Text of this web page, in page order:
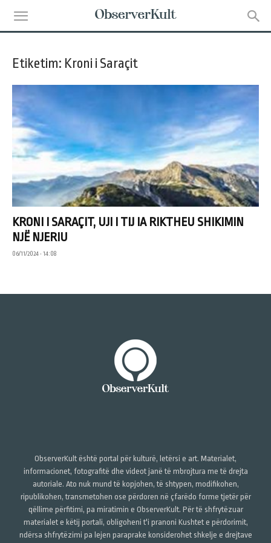
Etiketim: Kroni i Saraçit
KRONI I SARAÇIT, UJI I TIJ IA RIKTHEU SHIKIMIN
NJË NJERIU
06/11/2024 • 14:08
ObserverKult është portal për kulturë, letërsi e art. Materialet,
informacionet, fotografitë dhe videot janë të mbrojtura me të drejta
autoriale. Ato nuk mund të kopjohen, të shtypen, modifikohen,
ripublikohen, transmetohen ose përdoren në çfarëdo forme tjetër për
qëllime përfitimi, pa miratimin e ObserverKult. Për të shfrytëzuar
materialet e këtij portali, obligoheni t'i pranoni Kushtet e përdorimit,
ndërsa shfrytëzimi pa lejen paraprake konsiderohet shkelje e drejtave